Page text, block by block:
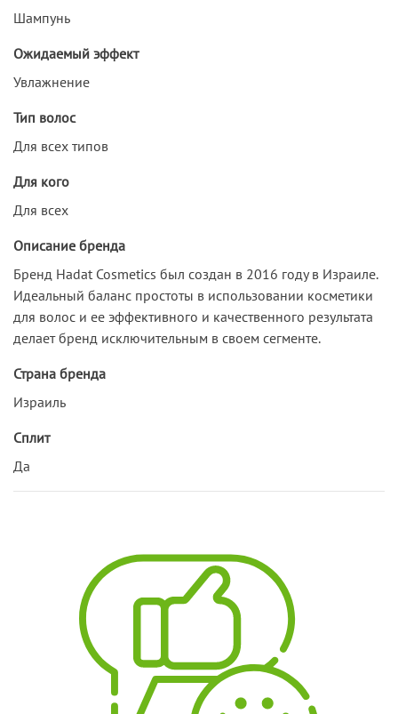
Шампунь
Ожидаемый эффект
Увлажнение
Тип волос
Для всех типов
Для кого
Для всех
Описание бренда
Бренд Hadat Cosmetics был создан в 2016 году в Израиле.
Идеальный баланс простоты в использовании косметики
для волос и ее эффективного и качественного результата
делает бренд исключительным в своем сегменте.
Страна бренда
Израиль
Сплит
Да